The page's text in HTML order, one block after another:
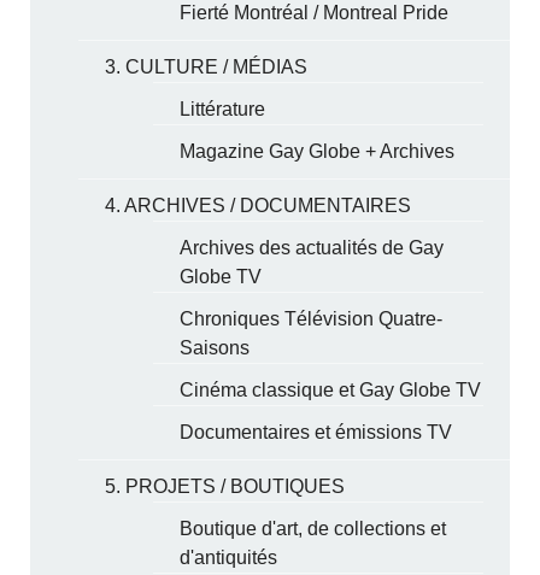
Fierté Montréal / Montreal Pride
3. CULTURE / MÉDIAS
Littérature
Magazine Gay Globe + Archives
4. ARCHIVES / DOCUMENTAIRES
Archives des actualités de Gay
Globe TV
Chroniques Télévision Quatre-
Saisons
Cinéma classique et Gay Globe TV
Documentaires et émissions TV
5. PROJETS / BOUTIQUES
Boutique d'art, de collections et
d'antiquités